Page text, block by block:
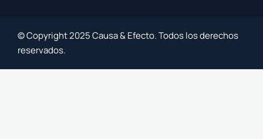
© Copyright 2025 Causa & Efecto. Todos los derechos
reservados.